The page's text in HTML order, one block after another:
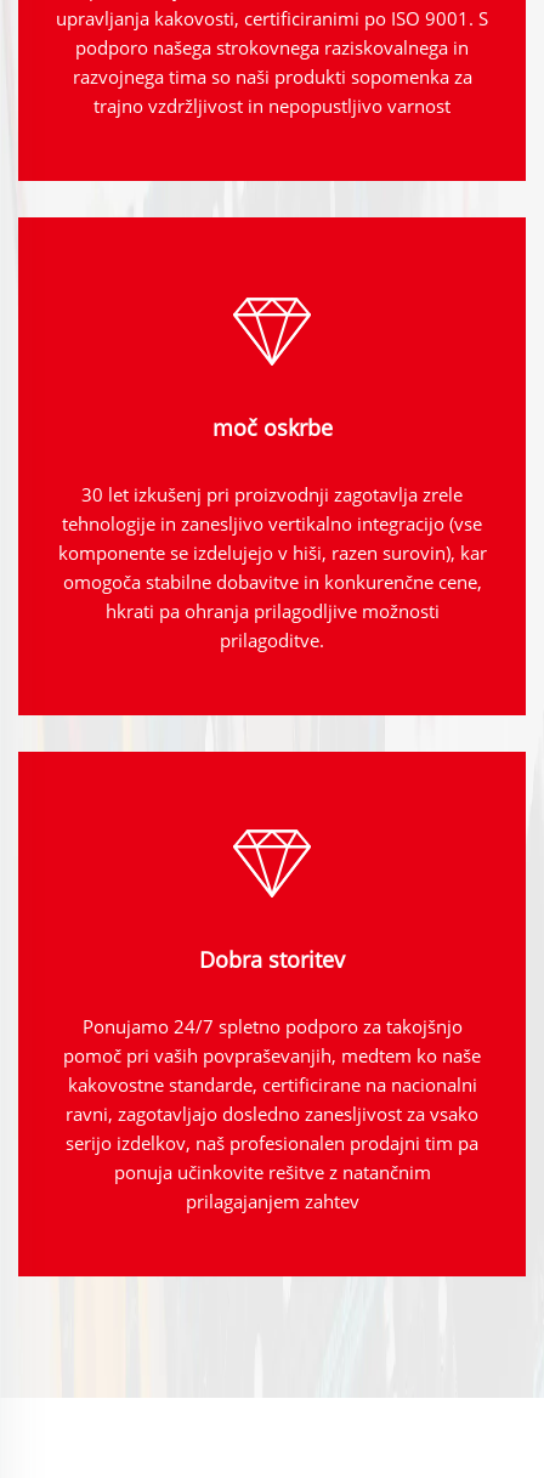
upravljanja kakovosti, certificiranimi po ISO 9001. S
podporo našega strokovnega raziskovalnega in
razvojnega tima so naši produkti sopomenka za
trajno vzdržljivost in nepopustljivo varnost
moč oskrbe
30 let izkušenj pri proizvodnji zagotavlja zrele
tehnologije in zanesljivo vertikalno integracijo (vse
komponente se izdelujejo v hiši, razen surovin), kar
omogoča stabilne dobavitve in konkurenčne cene,
hkrati pa ohranja prilagodljive možnosti
prilagoditve.
Dobra storitev
Ponujamo 24/7 spletno podporo za takojšnjo
pomoč pri vaših povpraševanjih, medtem ko naše
kakovostne standarde, certificirane na nacionalni
ravni, zagotavljajo dosledno zanesljivost za vsako
serijo izdelkov, naš profesionalen prodajni tim pa
ponuja učinkovite rešitve z natančnim
prilagajanjem zahtev